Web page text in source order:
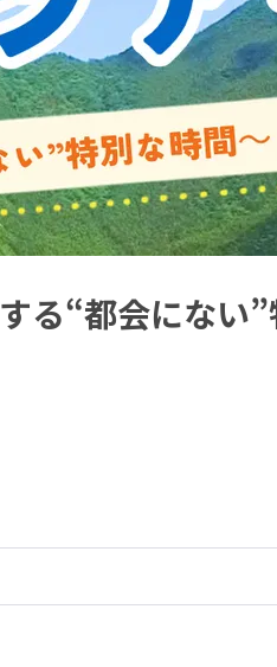
る“都会にない